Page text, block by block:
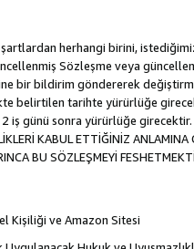
şartlardan herhangi birini,
Sözleşme veya
bir bildirim göndererek
belirtilen tarihte yürürlüğe
günü sonra yürürlüğe girecektir.
KABUL ETTİĞİNİZ
BU SÖZLEŞMEYİ
Kişiliği ve Amazon Sitesi